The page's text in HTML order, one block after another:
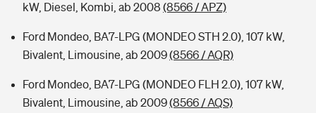
kW, Diesel, Kombi, ab 2008 (8566 / APZ)
Ford Mondeo, BA7-LPG (MONDEO STH 2.0), 107 kW,
Bivalent, Limousine, ab 2009(8566 / AQR)
Ford Mondeo, BA7-LPG (MONDEO FLH 2.0), 107 kW,
Bivalent, Limousine, ab 2009(8566 / AQS)